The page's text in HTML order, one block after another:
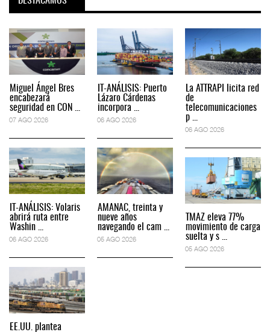
Miguel Ángel Bres
encabezará
seguridad en CON ...
07 AGO 2026
IT-ANÁLISIS: Volaris
abrirá ruta entre
Washin ...
06 AGO 2026
EE.UU. plantea
IT-ANÁLISIS: Puerto
Lázaro Cárdenas
incorpora ...
06 AGO 2026
AMANAC, treinta y
nueve años
navegando el cam ...
05 AGO 2026
La ATTRAPI licita red
de
telecomunicaciones
p ...
06 AGO 2026
TMAZ eleva 77%
movimiento de carga
suelta y s ...
05 AGO 2026